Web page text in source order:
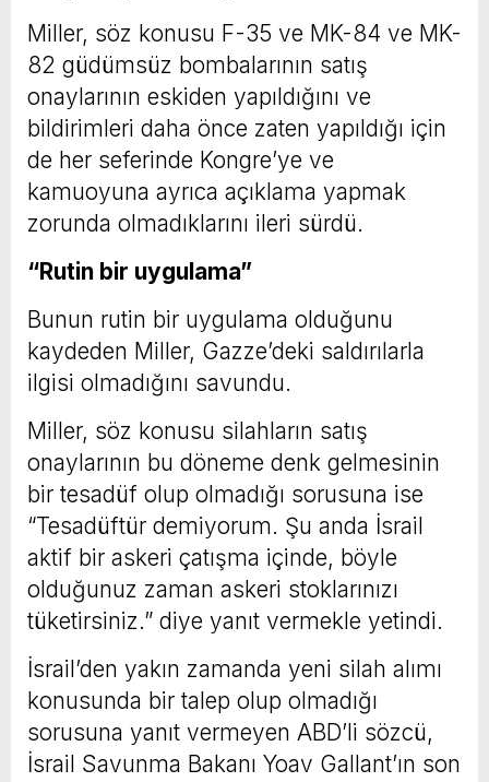
Miller, söz konusu F-35 ve MK-84 ve MK-
82 güdümsüz bombalarının satış
onaylarının eskiden yapıldığını ve
bildirimleri daha önce zaten yapıldığı için
de her seferinde Kongre’ye ve
kamuoyuna ayrıca açıklama yapmak
zorunda olmadıklarını ileri sürdü.
“Rutin bir uygulama”
Bunun rutin bir uygulama olduğunu
kaydeden Miller, Gazze’deki saldırılarla
ilgisi olmadığını savundu.
Miller, söz konusu silahların satış
onaylarının bu döneme denk gelmesinin
bir tesadüf olup olmadığı sorusuna ise
“Tesadüftür demiyorum. Şu anda İsrail
aktif bir askeri çatışma içinde, böyle
olduğunuz zaman askeri stoklarınızı
tüketirsiniz.” diye yanıt vermekle yetindi.
İsrail’den yakın zamanda yeni silah alımı
konusunda bir talep olup olmadığı
sorusuna yanıt vermeyen ABD’li sözcü,
İsrail Savunma Bakanı Yoav Gallant’ın son